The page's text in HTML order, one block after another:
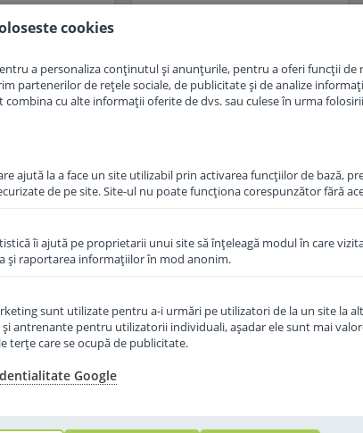
in cos Adauga in cos
cookies
a personaliza conținutul și anunțurile, pentru a oferi funcții de
partenerilor de rețele sociale, de publicitate și de analize
combina cu alte informații oferite de dvs. sau culese în urma
ajută la a face un site utilizabil prin activarea funcţiilor de bază,
de pe site. Site-ul nu poate funcţiona corespunzător fără
îi ajută pe proprietarii unui site să înţeleagă modul în care
şi raportarea informaţiilor în mod anonim.
sunt utilizate pentru a-i urmări pe utilizatori de la un site la
antrenante pentru utilizatorii individuali, aşadar ele sunt mai
terţe care se ocupă de publicitate.
Google